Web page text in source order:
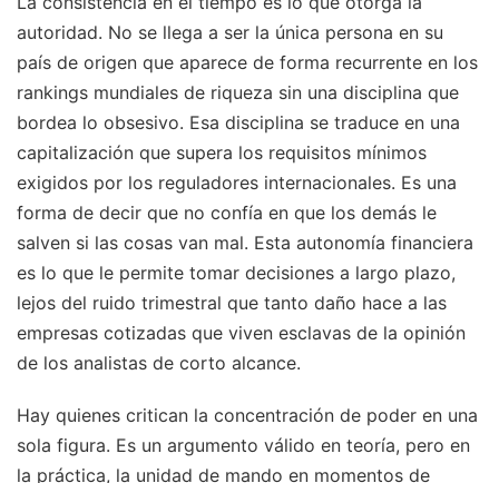
autoridad. No se llega a ser la única persona en su
país de origen que aparece de forma recurrente en los
rankings mundiales de riqueza sin una disciplina que
bordea lo obsesivo. Esa disciplina se traduce en una
capitalización que supera los requisitos mínimos
exigidos por los reguladores internacionales. Es una
forma de decir que no confía en que los demás le
salven si las cosas van mal. Esta autonomía financiera
es lo que le permite tomar decisiones a largo plazo,
lejos del ruido trimestral que tanto daño hace a las
empresas cotizadas que viven esclavas de la opinión
de los analistas de corto alcance.
Hay quienes critican la concentración de poder en una
sola figura. Es un argumento válido en teoría, pero en
la práctica, la unidad de mando en momentos de